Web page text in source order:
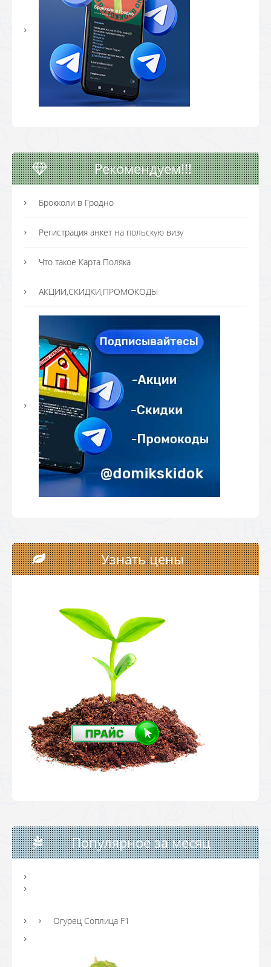
Рекомендуем!!!
Брокколи в Гродно
Регистрация анкет на польскую визу
Что такое Карта Поляка
АКЦИИ,СКИДКИ,ПРОМОКОДЫ
Узнать цены
Популярное за месяц
Огурец Соплица F1